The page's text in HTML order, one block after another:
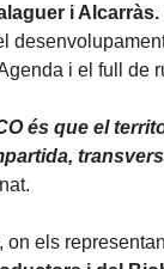
i Alcarràs.
i el full de
és que el
on els